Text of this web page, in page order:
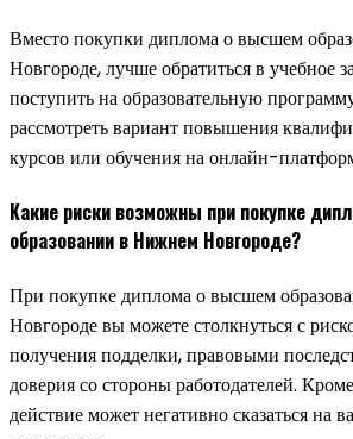
Вместо покупки диплома о высшем
Новгороде, лучше обратиться в учебное
поступить на образовательную
рассмотреть вариант повышения
курсов или обучения на онлайн-
Какие риски возможны при покупке
образовании в Нижнем Новгороде?
При покупке диплома о высшем
Новгороде вы можете столкнуться с
получения подделки, правовыми
доверия со стороны работодателей.
действие может негативно сказаться на